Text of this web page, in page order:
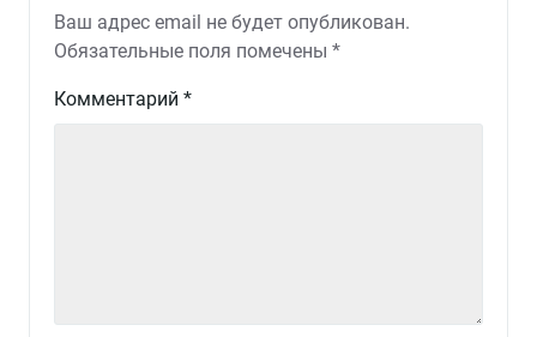
Ваш адрес email не будет опубликован.
Обязательные поля помечены *
Комментарий *